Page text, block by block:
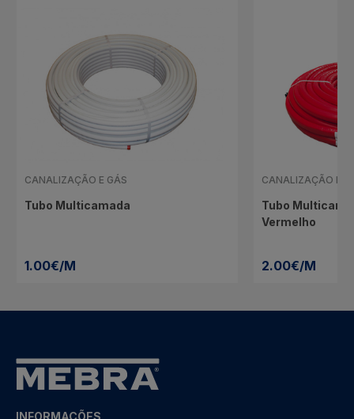
CANALIZAÇÃO E GÁS
Tubo Multicamada
1.00€/M
CANALIZAÇÃO E
Tubo
Vermelho
2.00€/M